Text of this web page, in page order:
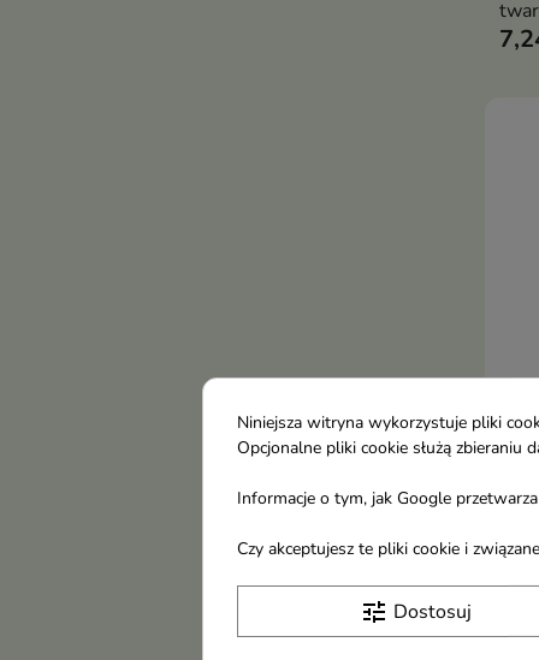
AA
Niniejsza witryna wykorzystuje pliki
Opcjonalne pliki cookie służą
Informacje o tym, jak Google
Czy akceptujesz te pliki cookie i
tune Dostosuj